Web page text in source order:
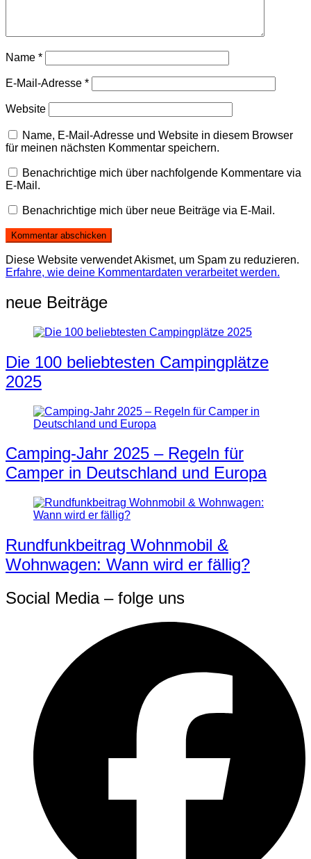
Name *
E-Mail-Adresse *
Website
Name, E-Mail-Adresse und Website in diesem Browser
für meinen nächsten Kommentar speichern.
Benachrichtige mich über nachfolgende Kommentare via
E-Mail.
Benachrichtige mich über neue Beiträge via E-Mail.
Diese Website verwendet Akismet, um Spam zu reduzieren.
Erfahre, wie deine Kommentardaten verarbeitet werden.
neue Beiträge
Die 100 beliebtesten Campingplätze
2025
Camping-Jahr 2025 – Regeln für
Camper in Deutschland und Europa
Rundfunkbeitrag Wohnmobil &
Wohnwagen: Wann wird er fällig?
Social Media – folge uns